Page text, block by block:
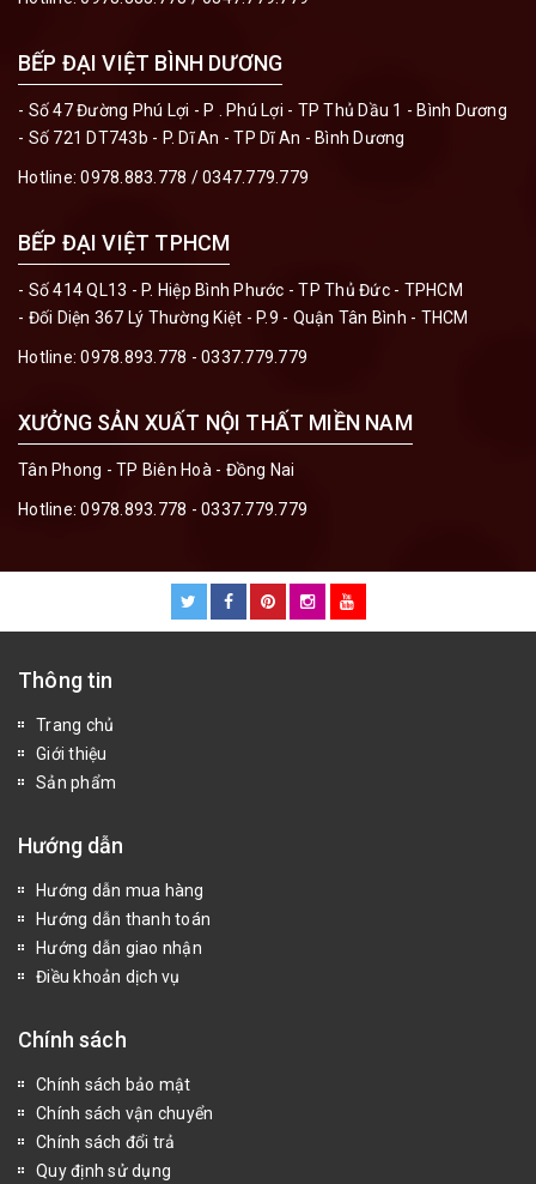
BẾP ĐẠI VIỆT BÌNH DƯƠNG
- Số 47 Đường Phú Lợi - P . Phú Lợi - TP Thủ Dầu 1 - Bình Dương
- Số 721 DT743b - P. Dĩ An - TP Dĩ An - Bình Dương
Hotline:0978.883.778 / 0347.779.779
BẾP ĐẠI VIỆT TPHCM
- Số 414 QL13 - P. Hiệp Bình Phước - TP Thủ Đức - TPHCM
- Đối Diện 367 Lý Thường Kiệt - P.9 - Quận Tân Bình - THCM
Hotline:0978.893.778 - 0337.779.779
XƯỞNG SẢN XUẤT NỘI THẤT MIỀN NAM
Tân Phong - TP Biên Hoà - Đồng Nai
Hotline:0978.893.778 - 0337.779.779
Thông tin
Trang chủ
Giới thiệu
Sản phẩm
Hướng dẫn
Hướng dẫn mua hàng
Hướng dẫn thanh toán
Hướng dẫn giao nhận
Điều khoản dịch vụ
Chính sách
Chính sách bảo mật
Chính sách vận chuyển
Chính sách đổi trả
Quy định sử dụng